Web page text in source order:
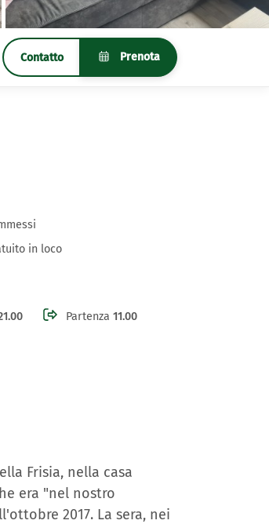
Contatto Prenota
in loco
Partenza 11.00
Frisia, nella casa
era "nel nostro
2017. La sera, nei